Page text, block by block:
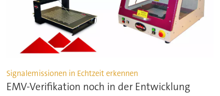
Signalemissionen in Echtzeit erkennen
EMV-Verifikation noch in der Entwicklung